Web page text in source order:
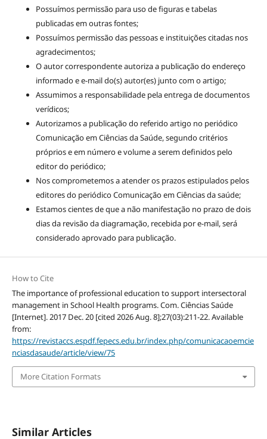
Possuímos permissão para uso de figuras e tabelas
publicadas em outras fontes;
Possuímos permissão das pessoas e instituições citadas nos
agradecimentos;
O autor correspondente autoriza a publicação do endereço
informado e e-mail do(s) autor(es) junto com o artigo;
Assumimos a responsabilidade pela entrega de documentos
verídicos;
Autorizamos a publicação do referido artigo no periódico
Comunicação em Ciências da Saúde, segundo critérios
próprios e em número e volume a serem definidos pelo
editor do periódico;
Nos comprometemos a atender os prazos estipulados pelos
editores do periódico Comunicação em Ciências da saúde;
Estamos cientes de que a não manifestação no prazo de dois
dias da revisão da diagramação, recebida por e-mail, será
considerado aprovado para publicação.
How to Cite
The importance of professional education to support intersectoral
management in School Health programs. Com. Ciências Saúde
[Internet]. 2017 Dec. 20 [cited 2026 Aug. 8];27(03):211-22. Available
from:
https://revistaccs.espdf.fepecs.edu.br/index.php/comunicacaoemcie
nciasdasaude/article/view/75
More Citation Formats
Similar Articles